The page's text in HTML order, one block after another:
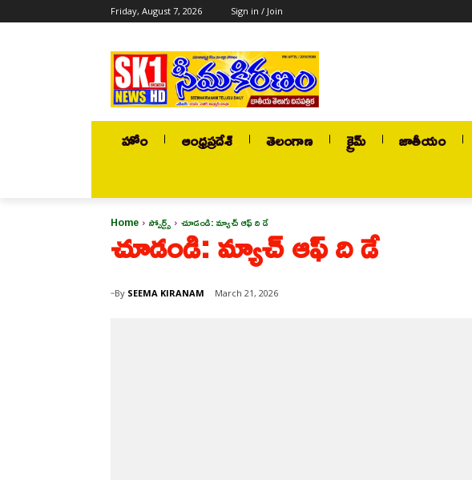
Friday, August 7, 2026 Sign in / Join
హోం ఆంధ్రప్రదేశ్ తెలంగాణ క్రైమ్ జాతీయం
Home స్పోర్ట్స్ చూడండి: మ్యాచ్ ఆఫ్ ది డే
చూడండి: మ్యాచ్ ఆఫ్ ది డే
By SEEMA KIRANAM March 21, 2026